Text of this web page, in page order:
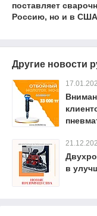
поставляет
Россию, но и в
Другие новости
в